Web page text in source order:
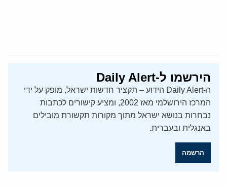
הירשמו ל-Daily Alert
ה-Daily Alert הידוע – תקציר חדשות ישראל, מופק על ידי
המרכז הירושלמי מאז 2002, ומציע קישורים לכתבות
נבחרות בנושא ישראל מתוך מקורות תקשורת מובילים
באנגלית ובעברית.
הרשמה